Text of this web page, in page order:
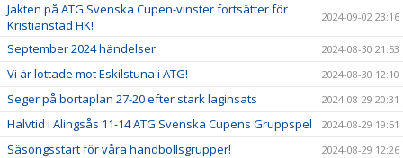
Jakten på ATG Svenska Cupen-vinster fortsätter för
Kristianstad HK!
2024-09-02 23:16
September 2024 händelser 2024-08-30 21:53
Vi är lottade mot Eskilstuna i ATG! 2024-08-30 12:10
Seger på bortaplan 27-20 efter stark laginsats 2024-08-29 20:31
Halvtid i Alingsås 11-14 ATG Svenska Cupens Gruppspel 2024-08-29 19:51
Säsongsstart för våra handbollsgrupper! 2024-08-29 12:26